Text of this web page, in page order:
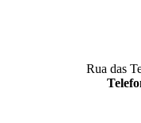
Rua das